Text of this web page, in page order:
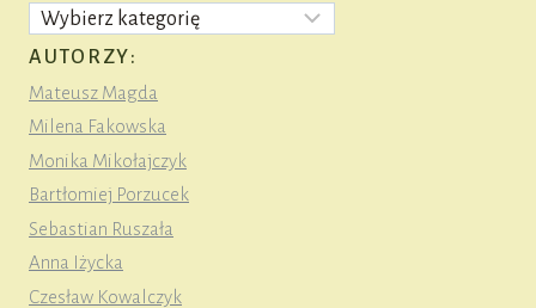
Kategorie
AUTORZY:
Mateusz Magda
Milena Fakowska
Monika Mikołajczyk
Bartłomiej Porzucek
Sebastian Ruszała
Anna Iżycka
Czesław Kowalczyk